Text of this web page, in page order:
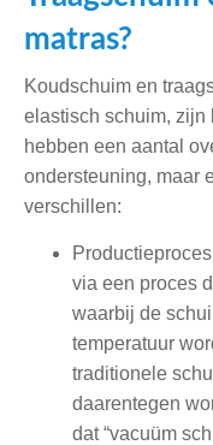
matras?
Koudschuim en
elastisch schuim, zijn
hebben een aantal
ondersteuning, maar
verschillen:
via een proces
waarbij de
temperatuur
traditionele
daarentegen
dat “vacuüm